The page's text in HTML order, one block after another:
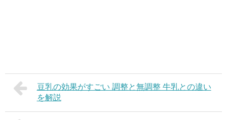
豆乳の効果がすごい 調整と無調整 牛乳との違い
を解説